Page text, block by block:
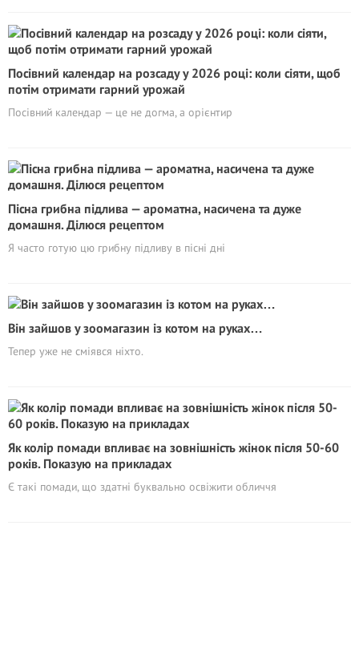
Посівний календар на розсаду у 2026 році: коли сіяти, щоб
потім отримати гарний урожай
Посівний календар — це не догма, а орієнтир
Пісна грибна підлива — ароматна, насичена та дуже
домашня. Ділюся рецептом
Я часто готую цю грибну підливу в пісні дні
Він зайшов у зоомагазин із котом на руках…
Тепер уже не сміявся ніхто.
Як колір помади впливає на зовнішність жінок після 50-60
років. Показую на прикладах
Є такі помади, що здатні буквально освіжити обличчя